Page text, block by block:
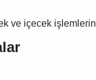
ve içecek